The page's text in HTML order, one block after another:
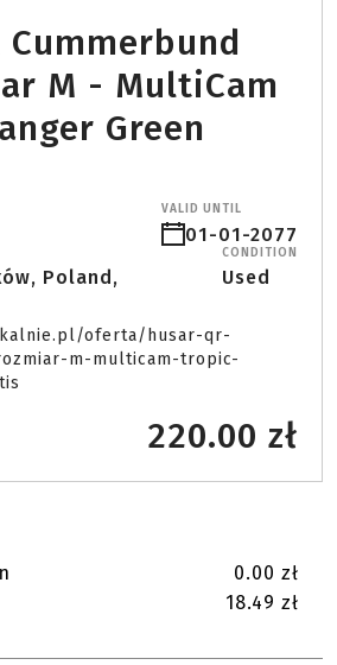
Cummerbund
M - MultiCam
Green
VALID UNTIL
01-01-2077
Poland,
CONDITION
Used
m-multicam-tropic-
220.00 zł
0.00 zł
18.49 zł